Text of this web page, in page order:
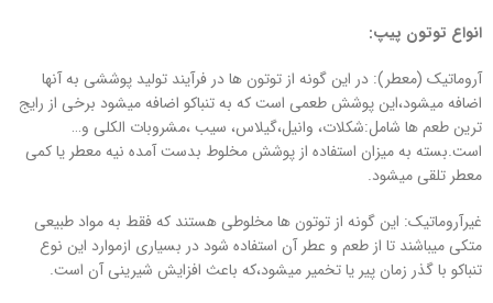
انواع توتون پیپ:
آروماتیک (معطر): در این گونه از توتون ها در فرآیند تولید پوششی به آنها
اضافه میشود،این پوشش طعمی است که به تنباکو اضافه میشود برخی از رایج
ترین طعم ها شامل:شکلات، وانیل،گیلاس، سیب ،مشروبات الکلی و…
است.بسته به میزان استفاده از پوشش مخلوط بدست آمده نیه معطر یا کمی
معطر تلقی میشود.
غیرآروماتیک: این گونه از توتون ها مخلوطی هستند که فقط به مواد طبیعی
متکی میباشند تا از طعم و عطر آن استفاده شود در بسیاری ازموارد این نوع
تنباکو با گذر زمان پیر یا تخمیر میشود،که باعث افزایش شیرینی آن است.